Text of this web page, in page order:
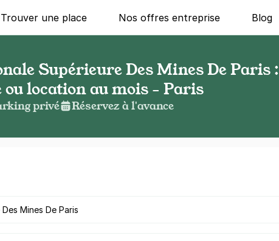
Trouver une place Nos offres entreprise Blog
Supérieure Des Mines De Paris :
location au mois - Paris
privé Réservez à l'avance